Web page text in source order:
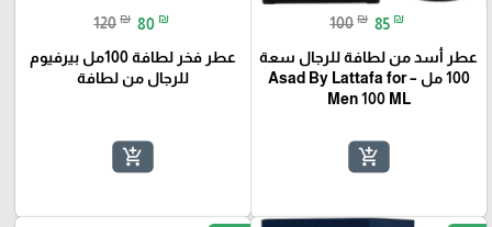
100 ₪ 85 ₪
عطر أسد من لطافة للرجال سعة
100 مل – Asad By Lattafa for
Men 100 ML
add_shopping_cart
120 ₪ 80 ₪
عطر فخر لطافة 100مل بيرفيوم
للرجال من لطافة
add_shopping_cart